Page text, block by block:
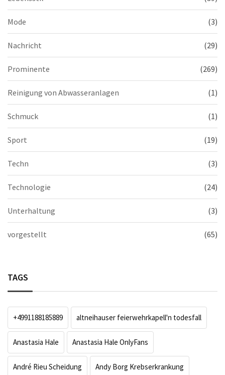
Mode (3)
Nachricht (29)
Prominente (269)
Reinigung von Abwasseranlagen (1)
Schmuck (1)
Sport (19)
Techn (3)
Technologie (24)
Unterhaltung (3)
vorgestellt (65)
TAGS
+4991188185889 altneihauser feierwehrkapell'n todesfall
Anastasia Hale Anastasia Hale OnlyFans
André Rieu Scheidung Andy Borg Krebserkrankung